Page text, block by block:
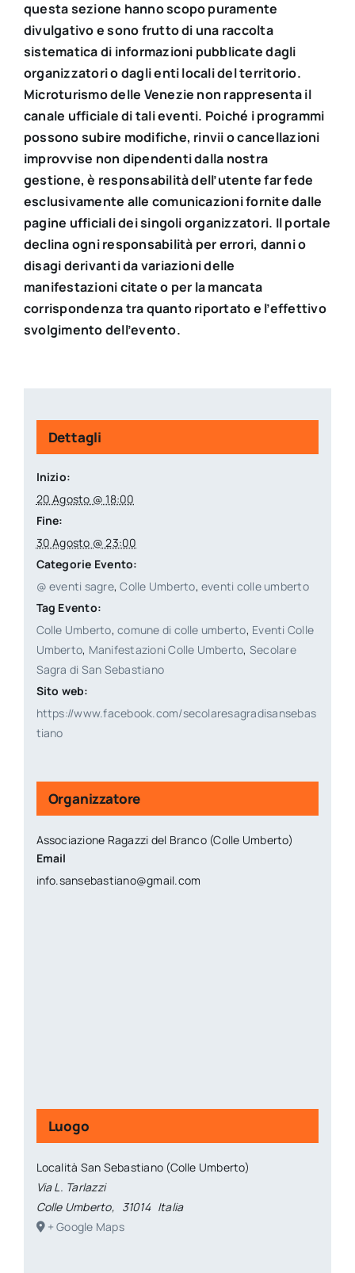
questa sezione hanno scopo puramente
divulgativo e sono frutto di una raccolta
sistematica di informazioni pubblicate dagli
organizzatori o dagli enti locali del territorio.
Microturismo delle Venezie non rappresenta il
canale ufficiale di tali eventi. Poiché i programmi
possono subire modifiche, rinvii o cancellazioni
improvvise non dipendenti dalla nostra
gestione, è responsabilità dell’utente far fede
esclusivamente alle comunicazioni fornite dalle
pagine ufficiali dei singoli organizzatori. Il portale
declina ogni responsabilità per errori, danni o
disagi derivanti da variazioni delle
manifestazioni citate o per la mancata
corrispondenza tra quanto riportato e l’effettivo
svolgimento dell’evento.
Dettagli
Inizio:
20 Agosto @ 18:00
Fine:
30 Agosto @ 23:00
Categorie Evento:
@ eventi sagre,Colle Umberto, eventi colle umberto
Tag Evento:
Colle Umberto,comune di colle umberto, Eventi Colle
Umberto, Manifestazioni Colle Umberto, Secolare
Sagra di San Sebastiano
Sito web:
https://www.facebook.com/secolaresagradisansebas
tiano
Organizzatore
Associazione Ragazzi del Branco (Colle Umberto)
Email
info.sansebastiano@gmail.com
Luogo
Località San Sebastiano (Colle Umberto)
Via L. Tarlazzi
Colle Umberto, 31014 Italia
+ Google Maps